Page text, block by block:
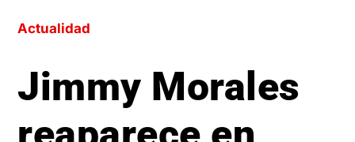
Actualidad
Jimmy Morales